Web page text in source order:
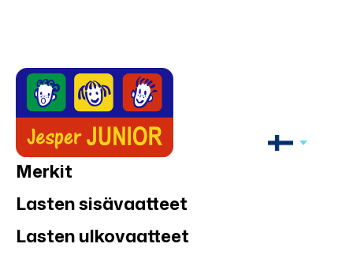
Merkit
Lasten sisävaatteet
Lasten ulkovaatteet